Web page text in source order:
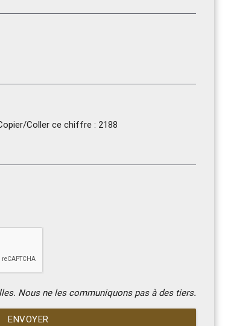
Coller ce chiffre : 2188
Nous ne les communiquons pas à des tiers.
ENVOYER